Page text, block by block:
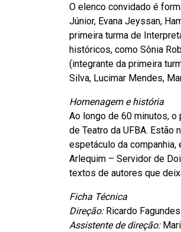
O elenco convidado é
Júnior, Evana Jeyssan,
primeira turma de
históricos, como Sônia
(integrante da primeira
Silva, Lucimar Mendes,
Homenagem e história
Ao longo de 60 minutos,
de Teatro da UFBA.
espetáculo da companhia,
Arlequim – Servidor de
textos de autores que
Ficha Técnica
Direção:Ricardo Fagundes
Assistente de direção: